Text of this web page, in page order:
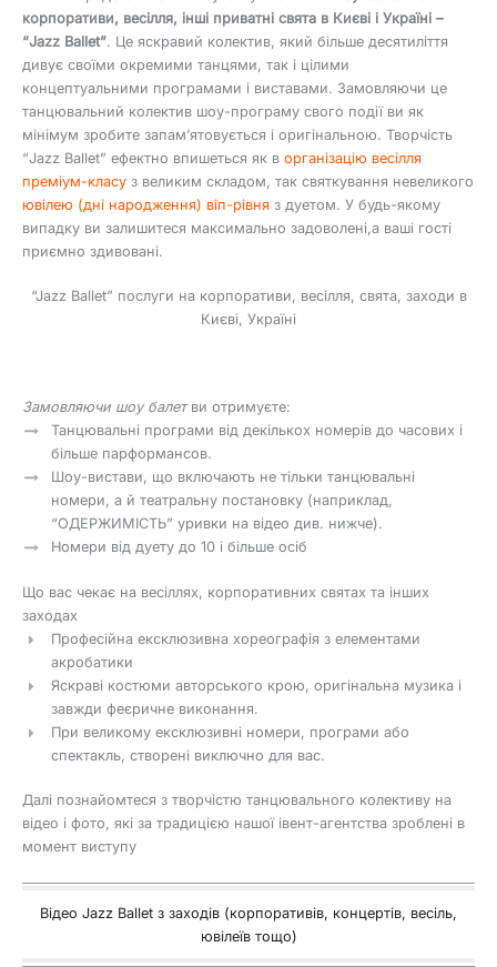
корпоративи, весілля, інші приватні свята в Києві і Україні –
“Jazz Ballet”. Це яскравий колектив, який більше десятиліття
дивує своїми окремими танцями, так і цілими
концептуальними програмами і виставами. Замовляючи це
танцювальний колектив шоу-програму свого події ви як
мінімум зробите запам’ятовується і оригінальною. Творчість
“Jazz Ballet” ефектно впишеться як в організацію весілля
преміум-класу з великим складом, так святкування невеликого
ювілею (дні народження) віп-рівня з дуетом. У будь-якому
випадку ви залишитеся максимально задоволені,а ваші гості
приємно здивовані.
“Jazz Ballet” послуги на корпоративи, весілля, свята, заходи в
Києві, Україні
Замовляючи шоу балетви отримуєте:
Танцювальні програми від декількох номерів до часових і
більше парформансов.
Шоу-вистави, що включають не тільки танцювальні
номери, а й театральну постановку (наприклад,
“ОДЕРЖИМІСТЬ” уривки на відео див. нижче).
Номери від дуету до 10 і більше осіб
Що вас чекає на весіллях, корпоративних святах та інших
заходах
Професійна ексклюзивна хореографія з елементами
акробатики
Яскраві костюми авторського крою, оригінальна музика і
завжди феєричне виконання.
При великому ексклюзивні номери, програми або
спектакль, створені виключно для вас.
Далі познайомтеся з творчістю танцювального колективу на
відео і фото, які за традицією нашої івент-агентства зроблені в
момент виступу
Відео Jazz Ballet з заходів (корпоративів, концертів, весіль,
ювілеїв тощо)